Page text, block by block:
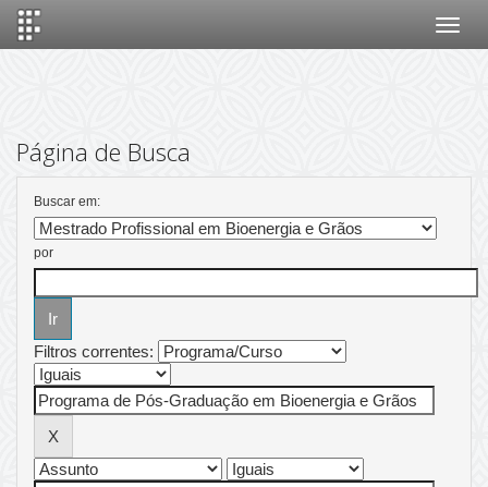
Página de Busca
Buscar em:
por
Filtros correntes: